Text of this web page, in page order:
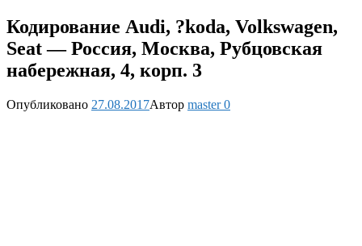
Кодирование Audi, ?koda, Volkswagen,
Seat — Россия, Москва, Рубцовская
набережная, 4, корп. 3
Опубликовано 27.08.2017Автор master0